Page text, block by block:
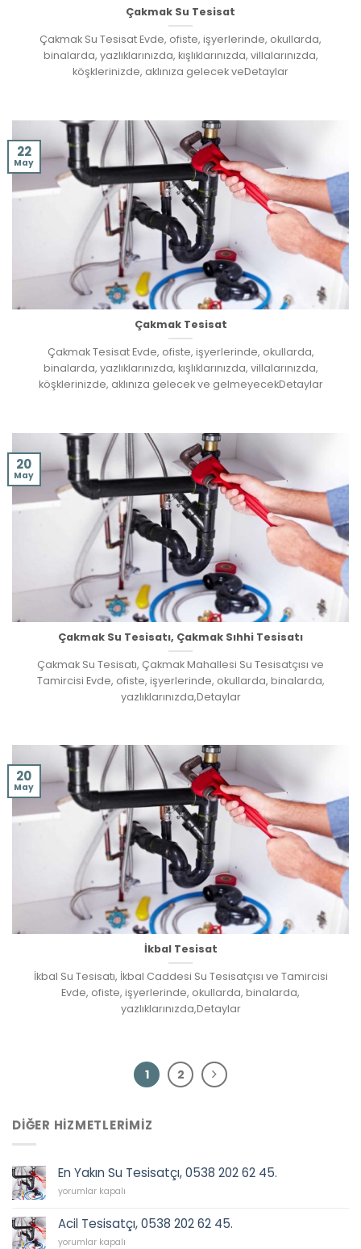
Çakmak Su Tesisat
Çakmak Su Tesisat Evde, ofiste, işyerlerinde, okullarda,
binalarda, yazlıklarınızda, kışlıklarınızda, villalarınızda,
köşklerinizde, aklınıza gelecek veDetaylar
Çakmak Tesisat
Çakmak Tesisat Evde, ofiste, işyerlerinde, okullarda,
binalarda, yazlıklarınızda, kışlıklarınızda, villalarınızda,
köşklerinizde, aklınıza gelecek ve gelmeyecekDetaylar
22
May
Çakmak Su Tesisatı, Çakmak Sıhhi Tesisatı
Çakmak Su Tesisatı, Çakmak Mahallesi Su Tesisatçısı ve
Tamircisi Evde, ofiste, işyerlerinde, okullarda, binalarda,
yazlıklarınızda,Detaylar
20
May
İkbal Tesisat
İkbal Su Tesisatı, İkbal Caddesi Su Tesisatçısı ve Tamircisi
Evde, ofiste, işyerlerinde, okullarda, binalarda,
yazlıklarınızda,Detaylar
20
May
1 2
DIĞER HIZMETLERIMIZ
En Yakın Su Tesisatçı, 0538 202 62 45.
En
Tesisatçı,
0538
yorumlar kapalı
Acil Tesisatçı, 0538 202 62 45.
Acil
yorumlar kapalı